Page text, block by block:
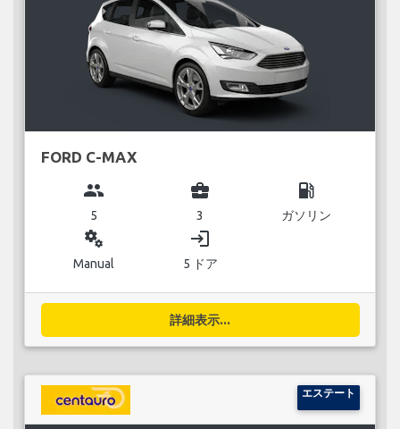
FORD C-MAX
group
5
business_center
3
local_gas_station
ガソリン
miscellaneous_services
Manual
login
5 ドア
詳細表示...
エステート